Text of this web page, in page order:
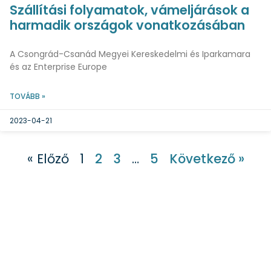
Szállítási folyamatok, vámeljárások a
harmadik országok vonatkozásában
A Csongrád-Csanád Megyei Kereskedelmi és Iparkamara
és az Enterprise Europe
TOVÁBB »
2023-04-21
« Előző 1 2 3 … 5 Következő »